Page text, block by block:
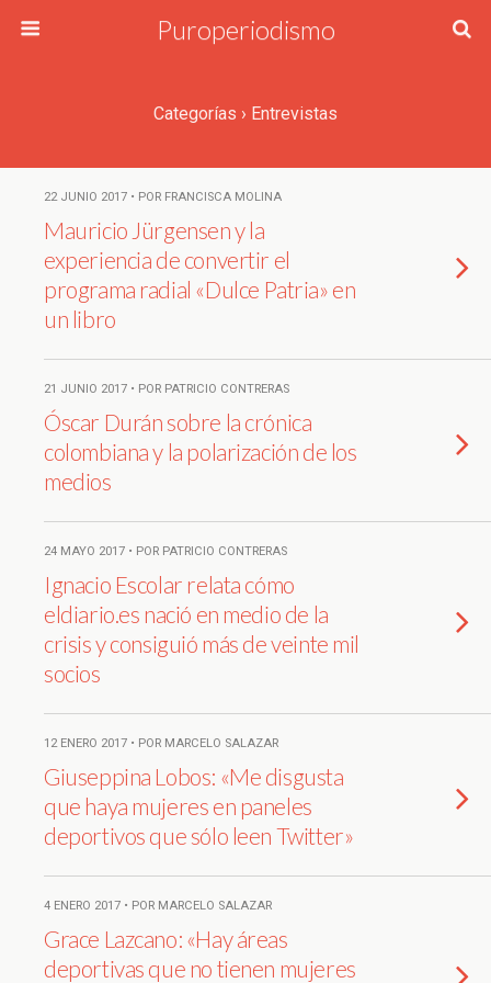
Puroperiodismo
Categorías › Entrevistas
22 JUNIO 2017 • POR FRANCISCA MOLINA
Mauricio Jürgensen y la
experiencia de convertir el
programa radial «Dulce Patria» en
un libro
21 JUNIO 2017 • POR PATRICIO CONTRERAS
Óscar Durán sobre la crónica
colombiana y la polarización de los
medios
24 MAYO 2017 • POR PATRICIO CONTRERAS
Ignacio Escolar relata cómo
eldiario.es nació en medio de la
crisis y consiguió más de veinte mil
socios
12 ENERO 2017 • POR MARCELO SALAZAR
Giuseppina Lobos: «Me disgusta
que haya mujeres en paneles
deportivos que sólo leen Twitter»
4 ENERO 2017 • POR MARCELO SALAZAR
Grace Lazcano: «Hay áreas
deportivas que no tienen mujeres